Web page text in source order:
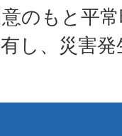
のもと平
し、災害